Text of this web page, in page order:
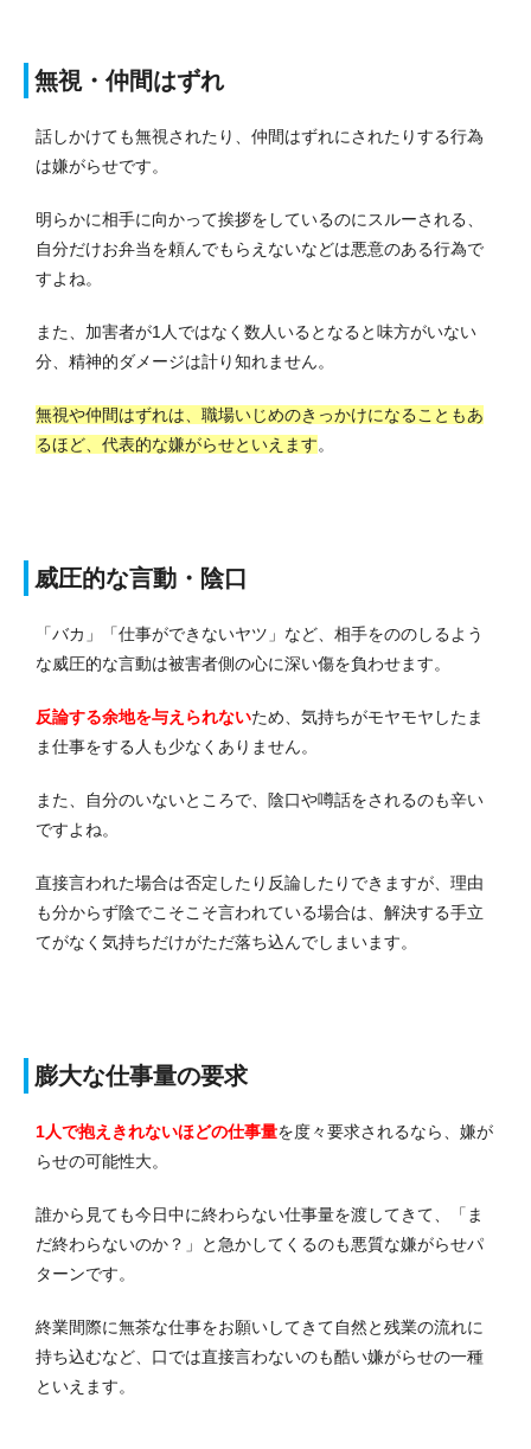
無視・仲間はずれ
話しかけても無視されたり、仲間はずれにされたりする行為
は嫌がらせです。
明らかに相手に向かって挨拶をしているのにスルーされる、
自分だけお弁当を頼んでもらえないなどは悪意のある行為で
すよね。
また、加害者が1人ではなく数人いるとなると味方がいない
分、精神的ダメージは計り知れません。
無視や仲間はずれは、職場いじめのきっかけになることもあ
るほど、代表的な嫌がらせといえます。
威圧的な言動・陰口
「バカ」「仕事ができないヤツ」など、相手をののしるよう
な威圧的な言動は被害者側の心に深い傷を負わせます。
反論する余地を与えられないため、気持ちがモヤモヤしたま
ま仕事をする人も少なくありません。
また、自分のいないところで、陰口や噂話をされるのも辛い
ですよね。
直接言われた場合は否定したり反論したりできますが、理由
も分からず陰でこそこそ言われている場合は、解決する手立
てがなく気持ちだけがただ落ち込んでしまいます。
膨大な仕事量の要求
1人で抱えきれないほどの仕事量を度々要求されるなら、嫌が
らせの可能性大。
誰から見ても今日中に終わらない仕事量を渡してきて、「ま
だ終わらないのか？」と急かしてくるのも悪質な嫌がらせパ
ターンです。
終業間際に無茶な仕事をお願いしてきて自然と残業の流れに
持ち込むなど、口では直接言わないのも酷い嫌がらせの一種
といえます。